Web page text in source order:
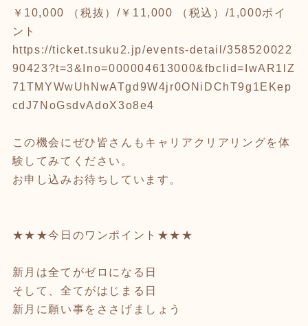
￥10,000 （税抜）/￥11,000 （税込）/1,000ポイ
ント
https://ticket.tsuku2.jp/events-detail/358520022
90423?t=3&Ino=000004613000&fbclid=IwAR1lZ
71TMYWwUhNwATgd9W4jr0ONiDChT9g1EKep
cdJ7NoGsdvAdoX3o8e4
この機会にぜひ皆さんもキャリアクリアリングを体
験してみてください。
お申し込みお待ちしています。
★★★今日のワンポイント★★★
新月は全てがゼロになる日
そして、全てがはじまる日
新月に願い事をささげましょう